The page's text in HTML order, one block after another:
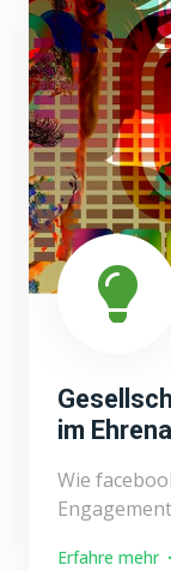
im
Wie
Erfahre mehr